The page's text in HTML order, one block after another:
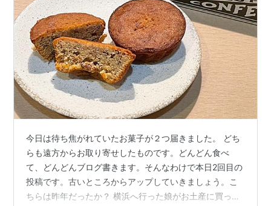
今日は待ち焦がれていたお菓子が２つ届きました。 どち
らも遠方からお取り寄せしたものです。どんどん食べ
て、どんどんブログ書きます。そんなわけで本日2回目の
投稿です。古いところからアップしていきましょう。こ
ちらは昨年だったか？ 横浜へ行った娘がお土産に買って